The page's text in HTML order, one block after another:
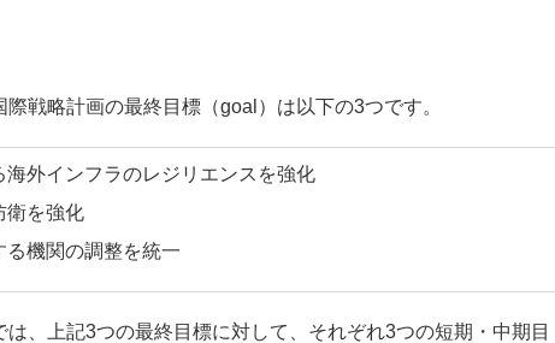
戦略計画の最終目標（goal）は以下の3つです。
海外インフラのレジリエンスを強化
衛を強化
る機関の調整を統一
、上記3つの最終目標に対して、それぞれ3つの短期・中期目